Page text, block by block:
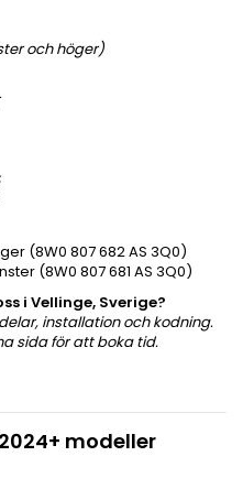
och höger)
(8W0 807 682 AS 3Q0)
(8W0 807 681 AS 3Q0)
i Vellinge, Sverige?
installation och kodning.
sida för att boka tid.
modeller